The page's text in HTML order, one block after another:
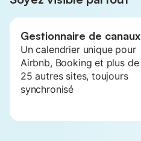
Gestionnaire de canaux
Un calendrier unique pour
Airbnb, Booking et plus de
25 autres sites, toujours
synchronisé